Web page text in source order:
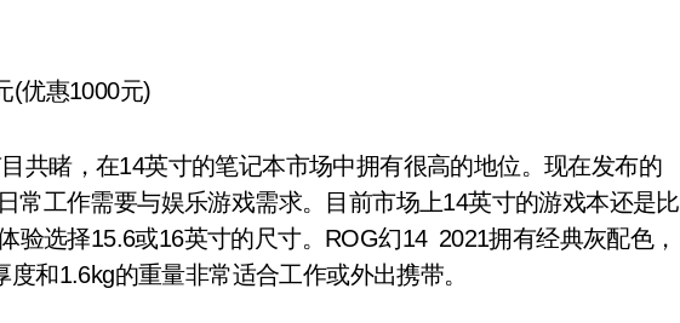
优惠1000元)
睹，在14英寸的笔记本市场中拥有很高的地位。现在发布的
常工作需要与娱乐游戏需求。目前市场上14英寸的游戏本还是比
验选择15.6或16英寸的尺寸。ROG幻14 2021拥有经典灰配色，
和1.6kg的重量非常适合工作或外出携带。